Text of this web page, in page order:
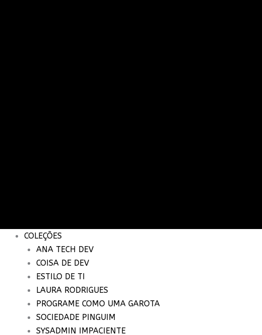
COLEÇÕES
ANA TECH DEV
COISA DE DEV
ESTILO DE TI
LAURA RODRIGUES
PROGRAME COMO UMA GAROTA
SOCIEDADE PINGUIM
SYSADMIN IMPACIENTE